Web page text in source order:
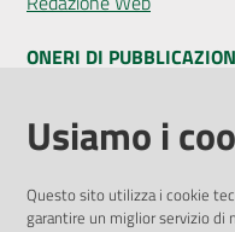
ONERI DI
Amministrazione
Pubblicità legale
Privacy Policy
Usiamo i
Questo sito utilizza i cookie
garantire un miglior servizio di